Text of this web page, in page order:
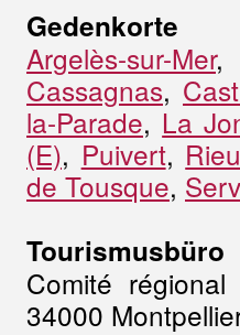
Gedenkorte
Argelès-sur-Mer
Cassagnas,
la-Parade, La
(E), Puivert,
de Tousque,
Tourismusbüro
Comité
34000